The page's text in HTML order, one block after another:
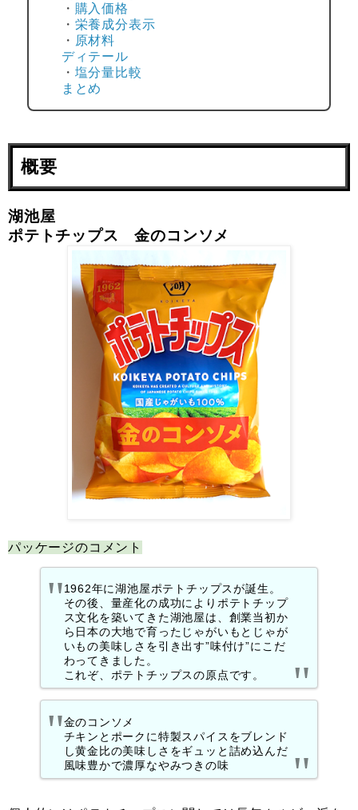
・ 購入価格
・ 栄養成分表示
・ 原材料
ディテール
・ 塩分量比較
まとめ
概要
湖池屋
ポテトチップス 金のコンソメ
パッケージのコメント
1962年に湖池屋ポテトチップスが誕生。
その後、量産化の成功によりポテトチップ
ス文化を築いてきた湖池屋は、創業当初か
ら日本の大地で育ったじゃがいもとじゃが
いもの美味しさを引き出す”味付け”にこだ
わってきました。
これぞ、ポテトチップスの原点です。
金のコンソメ
チキンとポークに特製スパイスをブレンド
し黄金比の美味しさをギュッと詰め込んだ
風味豊かで濃厚なやみつきの味